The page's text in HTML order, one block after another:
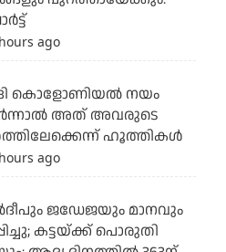
ago
കൊളോണിയല്‍ നയം
അത് അവരുടെ
ഹൂത്തികള്‍
ago
ജഡേജയും മാനവും
കട്ടയ്ക്ക് പൊരുതി